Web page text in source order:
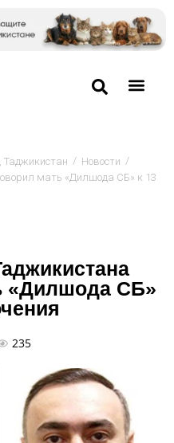
Таджикистан / Новости /
мать «Дилшода СБ» к 13
«Дилшода СБ»
235